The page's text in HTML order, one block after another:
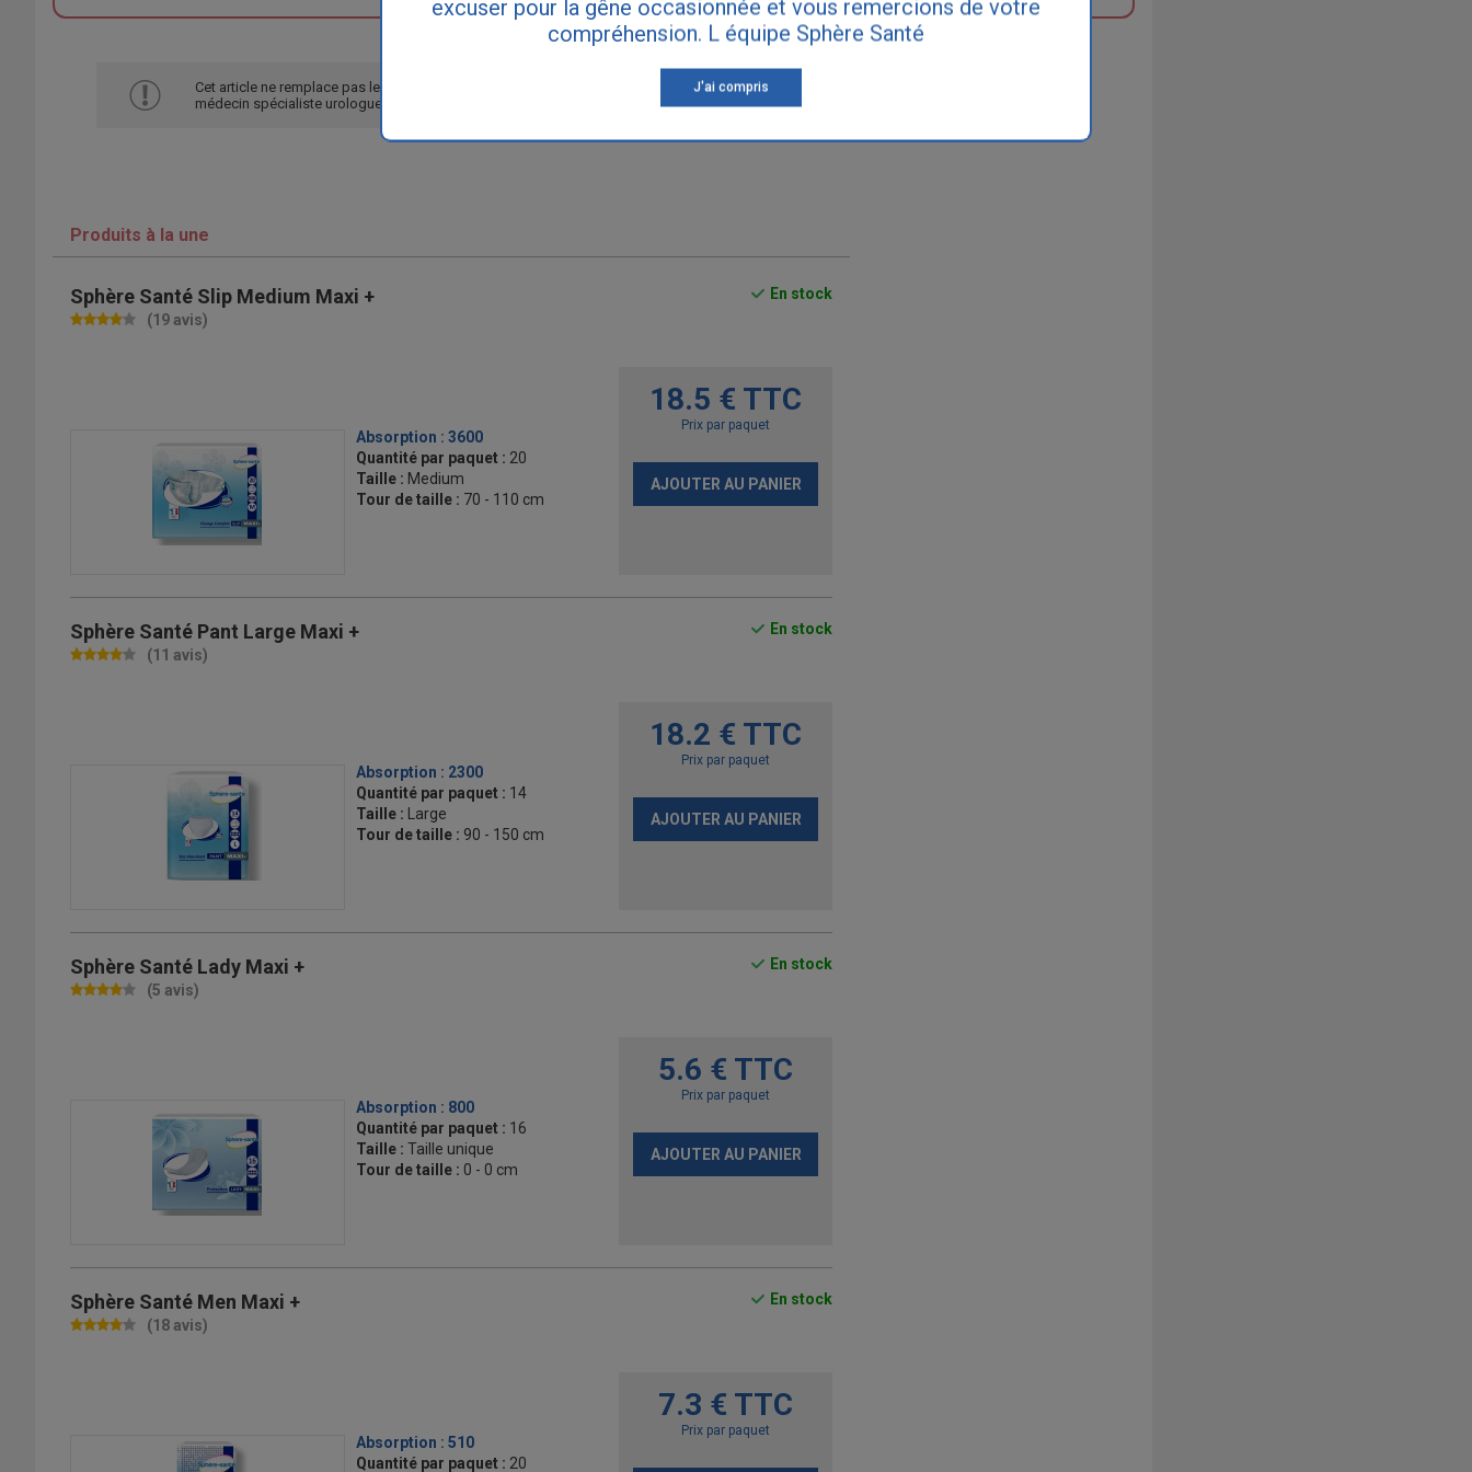
Cet article ne remplace pas le diagnostic de votre médecin. Si vous souffrez d'incontinence, consultez votre médecin traitant ou un
médecin spécialiste urologue ou gynécologue
Produits à la une
Sphère Santé Slip Medium Maxi +
(19 avis)
Absorption : 3600
Quantité par paquet : 20
Taille : Medium
Tour de taille : 70 - 110 cm
En stock
18.5 € TTC
Prix par paquet
AJOUTER AU PANIER
Sphère Santé Pant Large Maxi +
(11 avis)
Absorption : 2300
Quantité par paquet : 14
Taille :
Large
Tour de taille : 90 - 150 cm
En stock
18.2 € TTC
Prix par paquet
AJOUTER AU PANIER
Sphère Santé Lady Maxi +
(5 avis)
Absorption : 800
Quantité par paquet : 16
Taille : Taille unique
Tour de taille : 0 - 0 cm
En stock
5.6 € TTC
Prix par paquet
AJOUTER AU PANIER
Sphère Santé Men Maxi +
(18 avis)
Absorption : 510
Quantité par paquet : 20
En stock
7.3 € TTC
Prix par paquet
excuser pour la gêne occasionnée et vous remercions de votre
compréhension. L équipe Sphère Santé
J'ai compris